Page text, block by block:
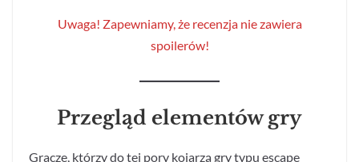
Uwaga! Zapewniamy, że recenzja nie zawiera
spoilerów!
Przegląd elementów gry
Gracze, którzy do tej pory kojarzą gry typu escape